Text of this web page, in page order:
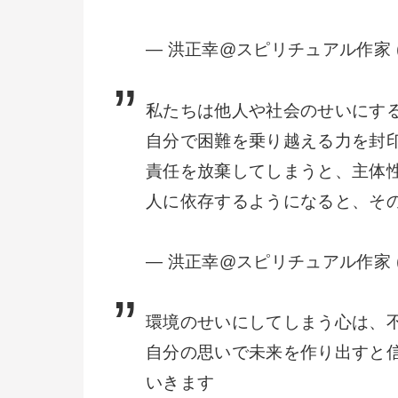
— 洪正幸@スピリチュアル作
私たちは他人や社会のせいにす
自分で困難を乗り越える力を封
責任を放棄してしまうと、主体
人に依存するようになると、そ
— 洪正幸@スピリチュアル作
環境のせいにしてしまう心は、
自分の思いで未来を作り出すと
いきます